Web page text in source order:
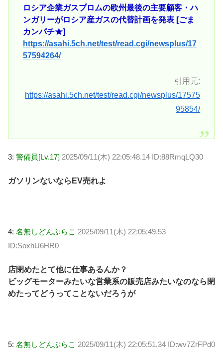
ロシア企業ガスプロムの欧州最後の主要顧客・ハ
ンガリーがロシア産ガスの代替計画を発表 [ごま
カンパチ★]
https://asahi.5ch.net/test/read.cgi/newsplus/17
57594264/
引用元:
https://asahi.5ch.net/test/read.cgi/newsplus/17575
95854/
3: 警備員[Lv.17] 2025/09/11(木) 22:05:48.14 ID:88RmqLQ30
ガソリンないならEV売れよ
4: 名無しどんぶらこ 2025/09/11(木) 22:05:49.53
ID:SoxhU6HR0
店閉めたとて他に仕事あるんか？
ビッグモーターみたいな営業系の販売店みたいなのなら閉
めたってどうってことないだろうが
5: 名無しどんぶらこ 2025/09/11(木) 22:05:51.34 ID:wv7ZrFPd0